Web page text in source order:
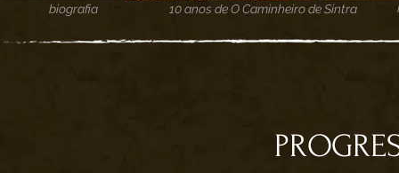
biografia 10 anos de O Caminheiro de Sintra